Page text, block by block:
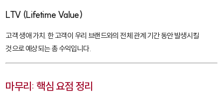
LTV (Lifetime Value)
고객 생애 가치. 한 고객이 우리 브랜드와의 전체 관계 기간 동안 발생시킬
것으로 예상되는 총 수익입니다.
마무리: 핵심 요점 정리